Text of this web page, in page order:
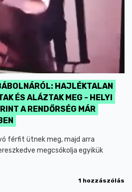
HAJLÉKTALAN
ÉS ALÁZTAK MEG - HELYI
A RENDŐRSÉG MÁR
férfit ütnek meg, majd arra
megcsókolja egyikük
1 hozzászólás